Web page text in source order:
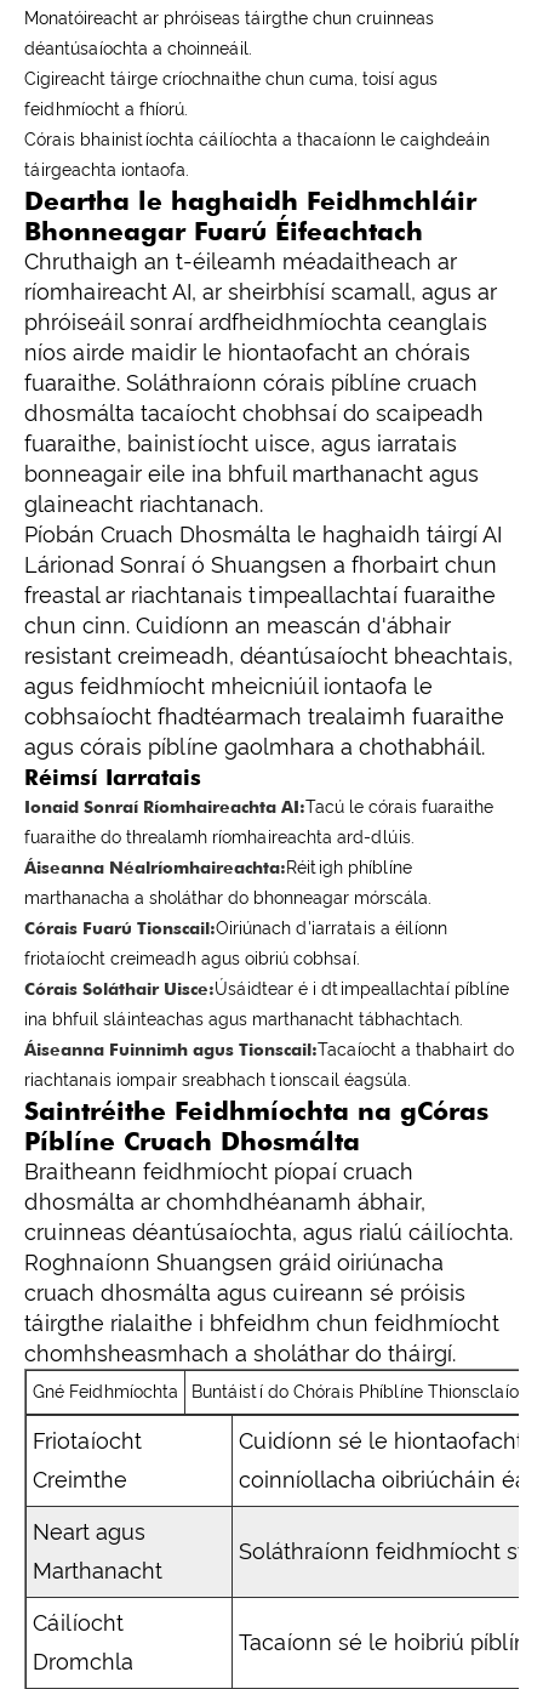
Monatóireacht ar phróiseas táirgthe chun cruinneas
déantúsaíochta a choinneáil.
Cigireacht táirge críochnaithe chun cuma, toisí agus
feidhmíocht a fhíorú.
Córais bhainistíochta cáilíochta a thacaíonn le caighdeáin
táirgeachta iontaofa.
Deartha le haghaidh Feidhmchláir
Bhonneagar Fuarú Éifeachtach
Chruthaigh an t-éileamh méadaitheach ar
ríomhaireacht AI, ar sheirbhísí scamall, agus ar
phróiseáil sonraí ardfheidhmíochta ceanglais
níos airde maidir le hiontaofacht an chórais
fuaraithe. Soláthraíonn córais píblíne cruach
dhosmálta tacaíocht chobhsaí do scaipeadh
fuaraithe, bainistíocht uisce, agus iarratais
bonneagair eile ina bhfuil marthanacht agus
glaineacht riachtanach.
Píobán Cruach Dhosmálta le haghaidh táirgí AI
Lárionad Sonraí ó Shuangsen a fhorbairt chun
freastal ar riachtanais timpeallachtaí fuaraithe
chun cinn. Cuidíonn an meascán d'ábhair
resistant creimeadh, déantúsaíocht bheachtais,
agus feidhmíocht mheicniúil iontaofa le
cobhsaíocht fhadtéarmach trealaimh fuaraithe
agus córais píblíne gaolmhara a chothabháil.
Réimsí Iarratais
Ionaid Sonraí Ríomhaireachta AI:Tacú le córais fuaraithe
fuaraithe do threalamh ríomhaireachta ard-dlúis.
Áiseanna Néalríomhaireachta:Réitigh phíblíne
marthanacha a sholáthar do bhonneagar mórscála.
Córais Fuarú Tionscail:Oiriúnach d'iarratais a éilíonn
friotaíocht creimeadh agus oibriú cobhsaí.
Córais Soláthair Uisce:Úsáidtear é i dtimpeallachtaí píblíne
ina bhfuil sláinteachas agus marthanacht tábhachtach.
Áiseanna Fuinnimh agus Tionscail:Tacaíocht a thabhairt do
riachtanais iompair sreabhach tionscail éagsúla.
Saintréithe Feidhmíochta na gCóras
Píblíne Cruach Dhosmálta
Braitheann feidhmíocht píopaí cruach
dhosmálta ar chomhdhéanamh ábhair,
cruinneas déantúsaíochta, agus rialú cáilíochta.
Roghnaíonn Shuangsen gráid oiriúnacha
cruach dhosmálta agus cuireann sé próisis
táirgthe rialaithe i bhfeidhm chun feidhmíocht
chomhsheasmhach a sholáthar do tháirgí.
Gné Feidhmíochta Buntáistí do Chórais Phíblíne Thionsclaíoch
Friotaíocht
Creimthe
Cuidíonn sé le hiontaofacht
coinníollacha oibriúcháin
Neart agus
Marthanacht
Soláthraíonn feidhmíocht
Cáilíocht
Dromchla
Tacaíonn sé le hoibriú